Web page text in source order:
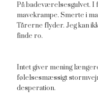
På badeværelsesgulvet. I
mavekrampe. Smerte i
Tårerne flyder. Jeg kan
finde ro.
Intet giver mening
følelsesmæssigt
desperation.